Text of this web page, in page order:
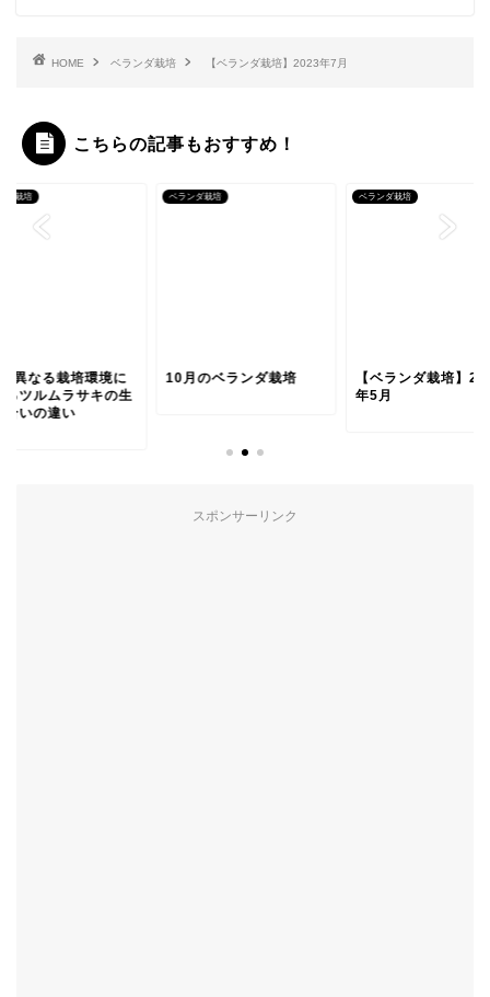
HOME ベランダ栽培 【ベランダ栽培】2023年7月
こちらの記事もおすすめ！
ダ栽培
異なる栽培環境に
るツルムラサキの生
合いの違い
ベランダ栽培
10月のベランダ栽培
ベランダ栽培
【ベランダ栽培】
年5月
スポンサーリンク